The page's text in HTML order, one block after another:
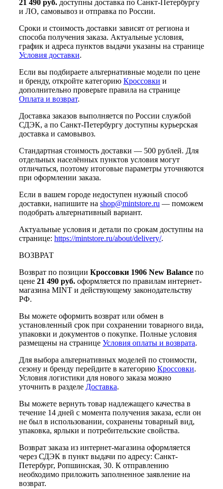
21 490 руб. доступны доставка по Санкт-Петербургу
и ЛО, самовывоз и отправка по России.
Сроки и стоимость доставки зависят от региона и
способа получения заказа. Актуальные условия,
график и адреса пунктов выдачи указаны на странице
Условия доставки.
Если вы подбираете альтернативные модели по цене
и бренду, откройте категорию Кроссовки и
дополнительно проверьте правила на странице
Оплата и возврат.
Доставка заказов выполняется по России службой
СДЭК, а по Санкт-Петербургу доступны курьерская
доставка и самовывоз.
Стандартная стоимость доставки — 500 рублей. Для
отдельных населённых пунктов условия могут
отличаться, поэтому итоговые параметры уточняются
при оформлении заказа.
Если в вашем городе недоступен нужный способ
доставки, напишите на shop@mintstore.ru — поможем
подобрать альтернативный вариант.
Актуальные условия и детали по срокам доступны на
странице: https://mintstore.ru/about/delivery/.
ВОЗВРАТ
Возврат по позиции Кроссовки 1906 New Balance по
цене 21 490 руб. оформляется по правилам интернет-
магазина MINT и действующему законодательству
РФ.
Вы можете оформить возврат или обмен в
установленный срок при сохранении товарного вида,
упаковки и документов о покупке. Полные условия
размещены на странице Условия оплаты и возврата.
Для выбора альтернативных моделей по стоимости,
сезону и бренду перейдите в категорию Кроссовки.
Условия логистики для нового заказа можно
уточнить в разделе Доставка.
Вы можете вернуть товар надлежащего качества в
течение 14 дней с момента получения заказа, если он
не был в использовании, сохранены товарный вид,
упаковка, ярлыки и потребительские свойства.
Возврат заказа из интернет-магазина оформляется
через СДЭК в пункт выдачи по адресу: Санкт-
Петербург, Ропшинская, 30. К отправлению
необходимо приложить заполненное заявление на
возврат.